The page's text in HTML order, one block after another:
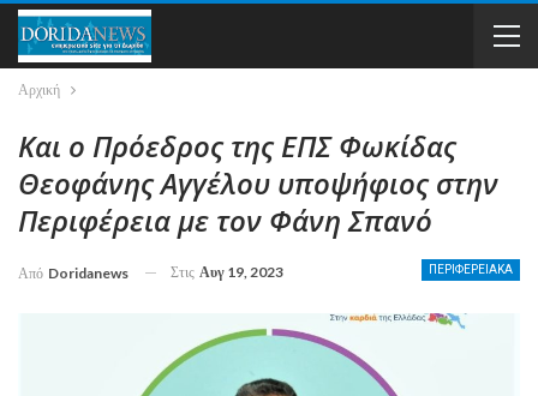
Αρχική
Και ο Πρόεδρος της ΕΠΣ Φωκίδας
Θεοφάνης Αγγέλου υποψήφιος στην
Περιφέρεια με τον Φάνη Σπανό
ΠΕΡΙΦΕΡΕΙΑΚΑ
Από Doridanews Στις Αυγ 19, 2023